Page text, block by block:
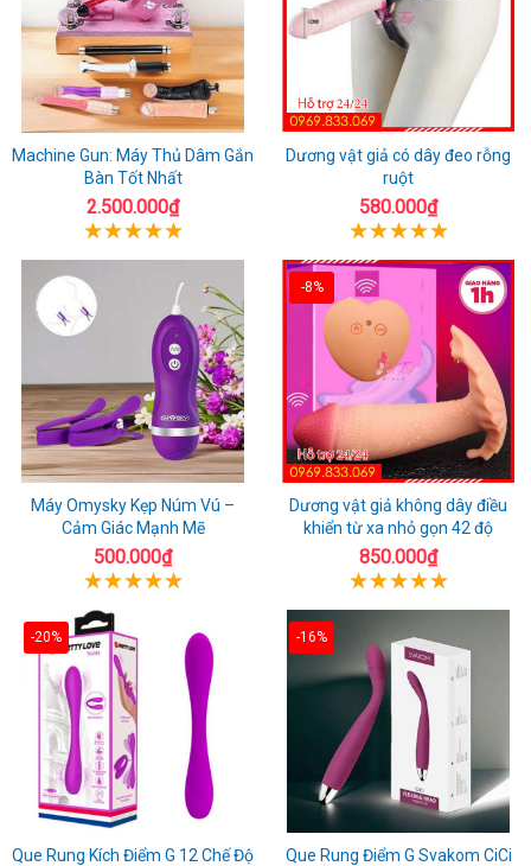
Machine Gun: Máy Thủ Dâm Gắn
Bàn Tốt Nhất
2.500.000₫
Dương vật giả có dây đeo rỗng
ruột
580.000₫
Máy Omysky Kẹp Núm Vú –
Cảm Giác Mạnh Mẽ
500.000₫
-8%
Dương vật giả không dây điều
khiển từ xa nhỏ gọn 42 độ
850.000₫
-20%
Que Rung Kích Điểm G 12 Chế Độ
-16%
Que Rung Điểm G Svakom CiCi